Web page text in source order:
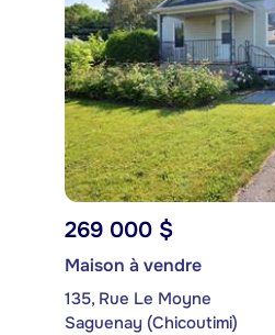
269 000 $
Maison à vendre
135, Rue Le Moyne
Saguenay (Chicoutimi)